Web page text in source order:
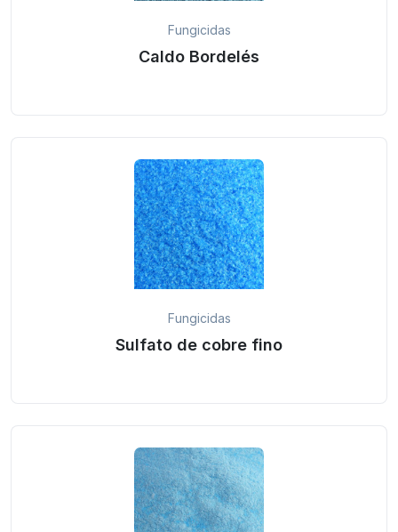
Fungicidas
Caldo Bordelés
Fungicidas
Sulfato de cobre fino